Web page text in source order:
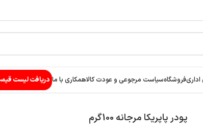
فروشگاهسیاست مرجوعی و عودت کالاهمکاری با ما دریافت لیست
پودر پاپریکا مرجانه 100گرم